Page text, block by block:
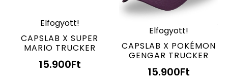
Elfogyott!
CAPSLAB X SUPER
MARIO TRUCKER
15.900Ft
Elfogyott!
CAPSLAB X POKÉMON
GENGAR TRUCKER
15.900Ft